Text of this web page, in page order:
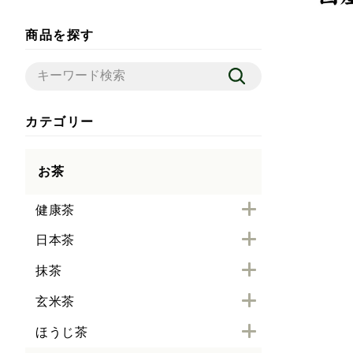
商品を探す
カテゴリー
お茶
健康茶
日本茶
抹茶
玄米茶
ほうじ茶